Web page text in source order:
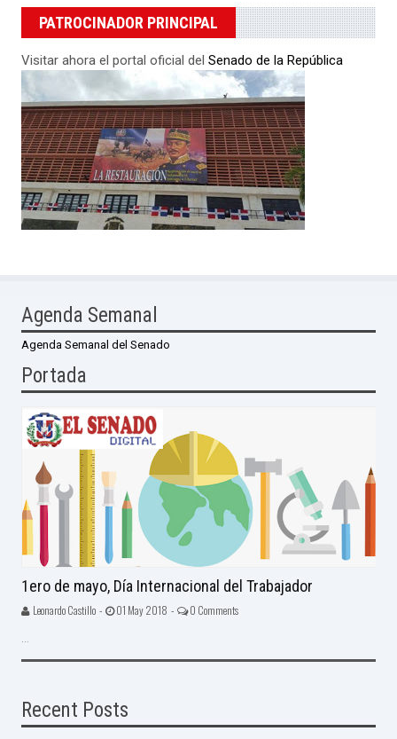
PATROCINADOR PRINCIPAL
Visitar ahora el portal oficial del Senado de la República
Agenda Semanal
Agenda Semanal del Senado
Portada
1ero de mayo, Día Internacional del Trabajador
Leonardo Castillo - 01 May 2018 - 0 Comments
Recent Posts